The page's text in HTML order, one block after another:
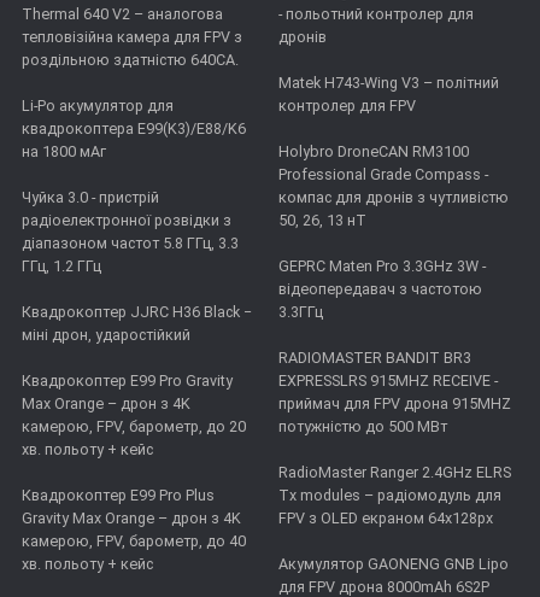
Thermal 640 V2 – аналогова
тепловізійна камера для FPV з
роздільною здатністю 640CA.
Li-Po акумулятор для
квадрокоптера E99(K3)/E88/K6
на 1800 мАг
Чуйка 3.0 - пристрій
радіоелектронної розвідки з
діапазоном частот 5.8 ГГц, 3.3
ГГц, 1.2 ГГц
Квадрокоптер JJRC H36 Black −
міні дрон, ударостійкий
Квадрокоптер E99 Pro Gravity
Max Orange – дрон з 4K
камерою, FPV, барометр, до 20
хв. польоту + кейс
Квадрокоптер E99 Pro Plus
Gravity Max Orange – дрон з 4K
камерою, FPV, барометр, до 40
хв. польоту + кейс
- польотний контролер для
дронів
Matek H743-Wing V3 – політний
контролер для FPV
Holybro DroneCAN RM3100
Professional Grade Compass -
компас для дронів з чутливістю
50, 26, 13 нТ
GEPRC Maten Pro 3.3GHz 3W -
відеопередавач з частотою
3.3ГГц
RADIOMASTER BANDIT BR3
EXPRESSLRS 915MHZ RECEIVE -
приймач для FPV дрона 915MHZ
потужністю до 500 МВт
RadioMaster Ranger 2.4GHz ELRS
Tx modules – радіомодуль для
FPV з OLED екраном 64x128px
Акумулятор GAONENG GNB Lipo
для FPV дрона 8000mAh 6S2P